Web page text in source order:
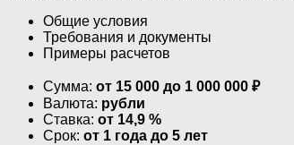
Общие условия
Требования и документы
Примеры расчетов
Сумма: от 15 000 до 1 000 000 ₽
Валюта: рубли
Ставка: от 14,9 %
Срок: от 1 года до 5 лет